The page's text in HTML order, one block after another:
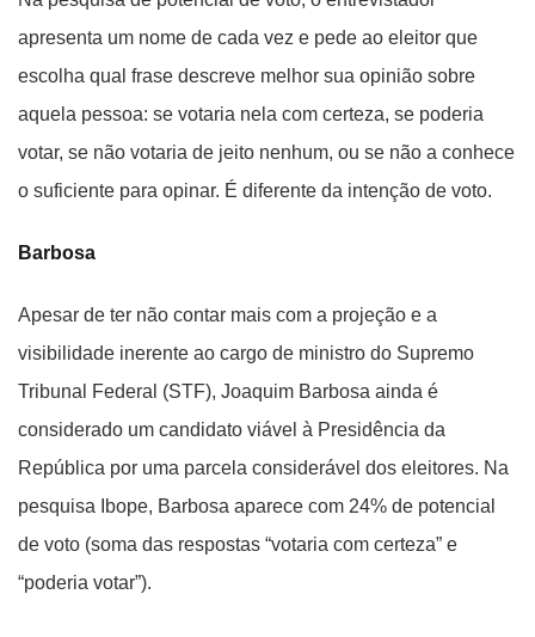
apresenta um nome de cada vez e pede ao eleitor que
escolha qual frase descreve melhor sua opinião sobre
aquela pessoa: se votaria nela com certeza, se poderia
votar, se não votaria de jeito nenhum, ou se não a conhece
o suficiente para opinar. É diferente da intenção de voto.
Barbosa
Apesar de ter não contar mais com a projeção e a
visibilidade inerente ao cargo de ministro do Supremo
Tribunal Federal (STF), Joaquim Barbosa ainda é
considerado um candidato viável à Presidência da
República por uma parcela considerável dos eleitores. Na
pesquisa Ibope, Barbosa aparece com 24% de potencial
de voto (soma das respostas “votaria com certeza” e
“poderia votar”).